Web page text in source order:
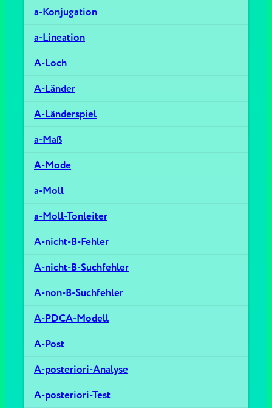
a-Konjugation
a-Lineation
A-Loch
A-Länder
A-Länderspiel
a-Maß
A-Mode
a-Moll
a-Moll-Tonleiter
A-nicht-B-Fehler
A-nicht-B-Suchfehler
A-non-B-Suchfehler
A-PDCA-Modell
A-Post
A-posteriori-Analyse
A-posteriori-Test